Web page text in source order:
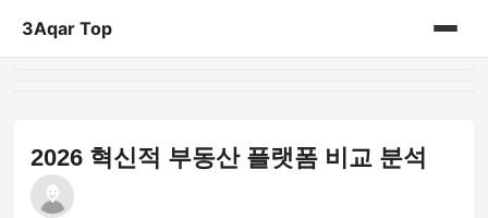
3Aqar Top
2026 혁신적 부동산 플랫폼 비교 분석